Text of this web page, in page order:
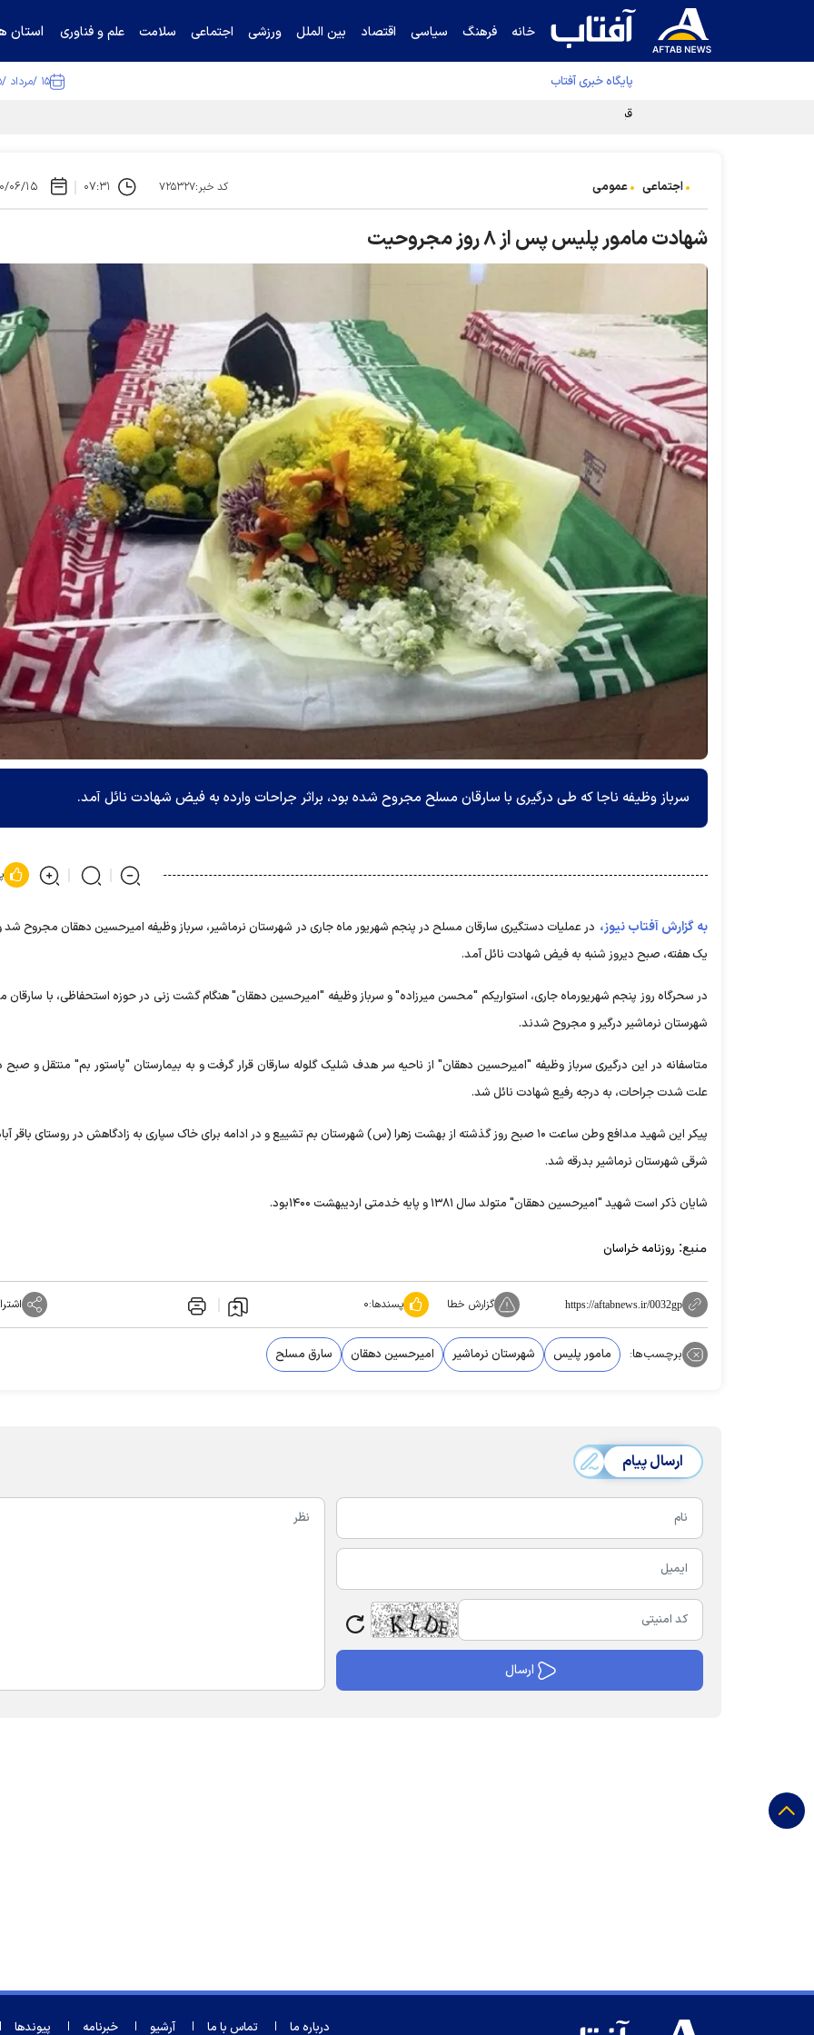
خانه فرهنگ سیاسی اقتصاد بین الملل ورزشی اجتماعی سلامت علم و فناوری استان
پایگاه خبری آفتاب ۱۵ /مرداد /۱۴۰۵
قیمت نفت برنت ۵ درصد کاهش یافت
اجتماعی عمومی کد خبر:۷۲۵۳۲۷ ۰۷:۳۱ ۱۴۰۰/
شهادت مامور پلیس پس از ۸ روز مجروحیت
سرباز وظیفه ناجا که طی درگیری با سارقان مسلح مجروح شده بود، براثر جراحات وارده به فیض شهادت نائل آمد.
به گزارش آفتاب نیوز، در عملیات دستگیری سارقان مسلح در پنجم شهریور ماه جاری در شهرستان نرماشیر، سرباز وظیفه امیرحسین دهقان مجروح
یک هفته، صبح دیروز شنبه به فیض شهادت نائل آمد.
در سحرگاه روز پنجم شهریورماه جاری، استواریکم "محسن میرزاده" و سرباز وظیفه "امیرحسین دهقان" هنگام گشت زنی در حوزه استحفاظی، با سارقان
شهرستان نرماشیر درگیر و مجروح شدند.
متاسفانه در این درگیری سرباز وظیفه "امیرحسین دهقان" از ناحیه سر هدف شلیک گلوله سارقان قرار گرفت و به بیمارستان "پاستور بم" منتقل و صبح
علت شدت جراحات، به درجه رفیع شهادت نائل شد.
پیکر این شهید مدافع وطن ساعت ۱۰ صبح روز گذشته از بهشت زهرا (س) شهرستان بم تشییع و در ادامه برای خاک سپاری به زادگاهش در روستای باقر
شرقی شهرستان نرماشیر بدرقه شد.
شایان ذکر است شهید "امیرحسین دهقان" متولد سال ۱۳۸۱ و پایه خدمتی اردیبهشت ۱۴۰۰بود.
منبع: روزنامه خراسان
https://aftabnews.ir/0032gp گزارش خطا پسندها:۰
برچسب‌ها: مامور پلیس شهرستان نرماشیر امیرحسین دهقان سارق مسلح
ارسال پیام
درباره ما تماس با ما آرشیو خبرنامه پیوندها